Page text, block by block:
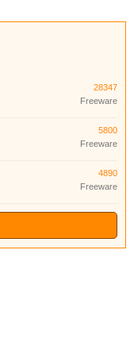
28347
Freeware
5800
Freeware
4890
Freeware